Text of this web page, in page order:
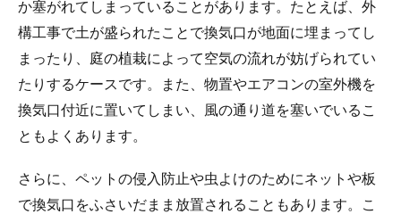
か塞がれてしまっていることがあります。たとえば、外
構工事で土が盛られたことで換気口が地面に埋まってし
まったり、庭の植栽によって空気の流れが妨げられてい
たりするケースです。また、物置やエアコンの室外機を
換気口付近に置いてしまい、風の通り道を塞いでいるこ
ともよくあります。
さらに、ペットの侵入防止や虫よけのためにネットや板
で換気口をふさいだまま放置されることもあります。こ